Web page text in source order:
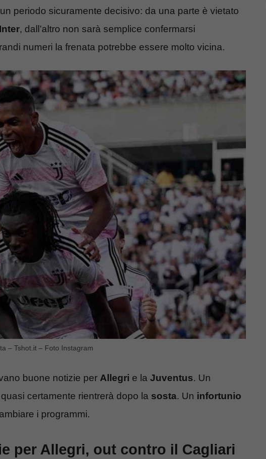
periodo sicuramente decisivo: da una parte è vietato
Inter, dall’altro non sarà semplice confermarsi
numeri la frenata potrebbe essere molto vicina.
– Tshot.it – Foto Instagram
buone notizie per Allegri e la Juventus. Un
certamente rientrerà dopo la sosta. Un infortunio
i programmi.
per Allegri, out contro il Cagliari